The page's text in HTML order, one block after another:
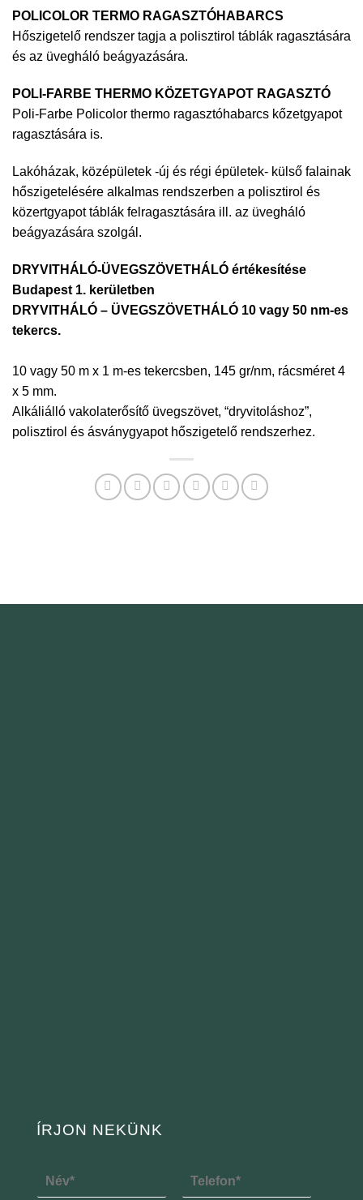
POLICOLOR TERMO RAGASZTÓHABARCS
Hőszigetelő rendszer tagja a polisztirol táblák ragasztására
és az üvegháló beágyazására.
POLI-FARBE THERMO KÖZETGYAPOT RAGASZTÓ
Poli-Farbe Policolor thermo ragasztóhabarcs kőzetgyapot
ragasztására is.
Lakóházak, középületek -új és régi épületek- külső falainak
hőszigetelésére alkalmas rendszerben a polisztirol és
közertgyapot táblák felragasztására ill. az üvegháló
beágyazására szolgál.
DRYVITHÁLÓ-ÜVEGSZÖVETHÁLÓ értékesítése
Budapest 1. kerületben
DRYVITHÁLÓ – ÜVEGSZÖVETHÁLÓ 10 vagy 50 nm-es
tekercs.
10 vagy 50 m x 1 m-es tekercsben, 145 gr/nm, rácsméret 4
x 5 mm.
Alkáliálló vakolaterősítő üvegszövet, “dryvitoláshoz”,
polisztirol és ásványgyapot hőszigetelő rendszerhez.
ÍRJON NEKÜNK